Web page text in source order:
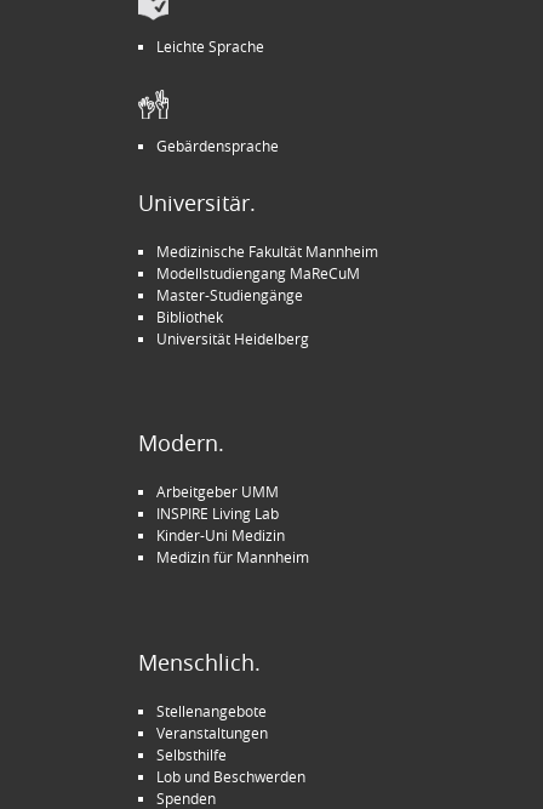
Leichte Sprache
Gebärdensprache
Universitär.
Medizinische Fakultät Mannheim
Modellstudiengang MaReCuM
Master-Studiengänge
Bibliothek
Universität Heidelberg
Modern.
Arbeitgeber UMM
INSPIRE Living Lab
Kinder-Uni Medizin
Medizin für Mannheim
Menschlich.
Stellenangebote
Veranstaltungen
Selbsthilfe
Lob und Beschwerden
Spenden